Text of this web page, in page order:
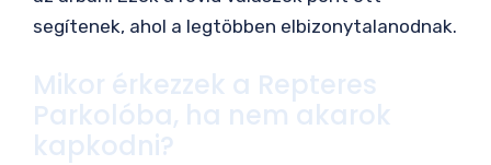
segítenek, ahol a legtöbben elbizonytalanodnak.
Mikor érkezzek a Repteres
Parkolóba, ha nem akarok
kapkodni?